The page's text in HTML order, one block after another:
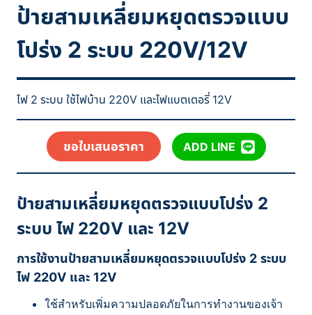
ป้ายสามเหลี่ยมหยุดตรวจแบบ
โปร่ง 2 ระบบ 220V/12V
ไฟ 2 ระบบ ใช้ไฟบ้าน 220V และไฟแบตเตอรี่ 12V
ขอใบเสนอราคา ADD LINE
ป้ายสามเหลี่ยมหยุดตรวจแบบโปร่ง 2
ระบบ ไฟ 220V และ 12V
การใช้งานป้ายสามเหลี่ยมหยุดตรวจแบบโปร่ง 2 ระบบ
ไฟ 220V และ 12V
ใช้สำหรับเพิ่มความปลอดภัยในการทำงานของเจ้า